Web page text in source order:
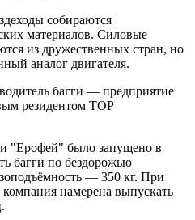
собираются
материалов. Силовые
из дружественных стран, но
аналог двигателя.
багги — предприятие
резидентом ТОР
"Ерофей" было запущено в
багги по бездорожью
— 350 кг. При
намерена выпускать